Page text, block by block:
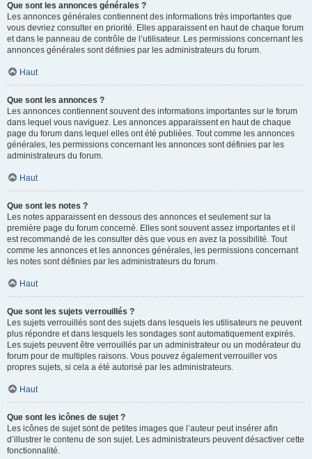
Que sont les annonces générales ?
Les annonces générales contiennent des informations très importantes que
vous devriez consulter en priorité. Elles apparaissent en haut de chaque forum
et dans le panneau de contrôle de l’utilisateur. Les permissions concernant les
annonces générales sont définies par les administrateurs du forum.
Haut
Que sont les annonces ?
Les annonces contiennent souvent des informations importantes sur le forum
dans lequel vous naviguez. Les annonces apparaissent en haut de chaque
page du forum dans lequel elles ont été publiées. Tout comme les annonces
générales, les permissions concernant les annonces sont définies par les
administrateurs du forum.
Haut
Que sont les notes ?
Les notes apparaissent en dessous des annonces et seulement sur la
première page du forum concerné. Elles sont souvent assez importantes et il
est recommandé de les consulter dès que vous en avez la possibilité. Tout
comme les annonces et les annonces générales, les permissions concernant
les notes sont définies par les administrateurs du forum.
Haut
Que sont les sujets verrouillés ?
Les sujets verrouillés sont des sujets dans lesquels les utilisateurs ne peuvent
plus répondre et dans lesquels les sondages sont automatiquement expirés.
Les sujets peuvent être verrouillés par un administrateur ou un modérateur du
forum pour de multiples raisons. Vous pouvez également verrouiller vos
propres sujets, si cela a été autorisé par les administrateurs.
Haut
Que sont les icônes de sujet ?
Les icônes de sujet sont de petites images que l’auteur peut insérer afin
d’illustrer le contenu de son sujet. Les administrateurs peuvent désactiver cette
fonctionnalité.